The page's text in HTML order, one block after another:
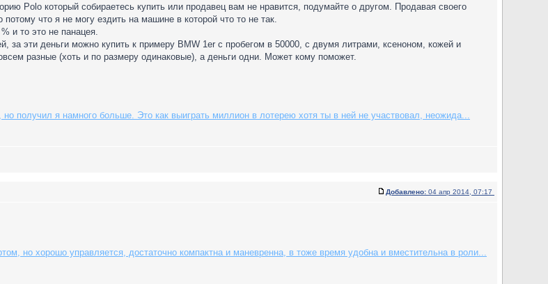
Polo который собираетесь купить или продавец вам не нравится, подумайте о другом. Продавая своего
что я не могу ездить на машине в которой что то не так.
и то это не панацея.
за эти деньги можно купить к примеру BMW 1er с пробегом в 50000, с двумя литрами, ксеноном, кожей и
разные (хоть и по размеру одинаковые), а деньги одни. Может кому поможет.
получил я намного больше. Это как выиграть миллион в лотерею хотя ты в ней не участвовал, неожида...
Добавлено: 04 апр 2014, 07:17
но хорошо управляется, достаточно компактна и маневренна, в тоже время удобна и вместительна в роли...